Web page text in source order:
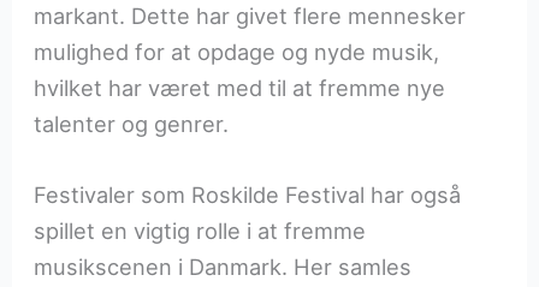
markant. Dette har givet flere mennesker
mulighed for at opdage og nyde musik,
hvilket har været med til at fremme nye
talenter og genrer.
Festivaler som Roskilde Festival har også
spillet en vigtig rolle i at fremme
musikscenen i Danmark. Her samles